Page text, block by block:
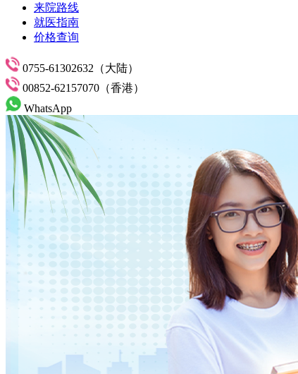
来院路线
就医指南
价格查询
0755-61302632（大陆）
00852-62157070（香港）
WhatsApp